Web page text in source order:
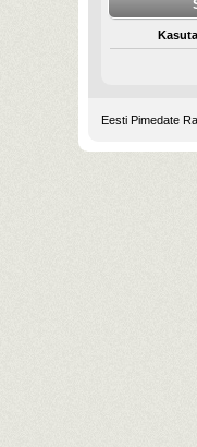
Eesti Pimedate